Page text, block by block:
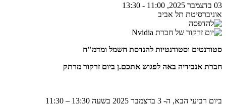
03 בדצמבר 2025, 11:00 - 13:30
אוניברסיטת תל אביב
סטודנטים וסטודנטיות להנדסת חשמל ומדמ"ח
חברת אנבידיה באה לפגוש אתכם.ן ביום זרקור מרתק
ביום רביעי הבא, ה- 3 בדצמבר 2025 בשעה 13:30 – 11:30